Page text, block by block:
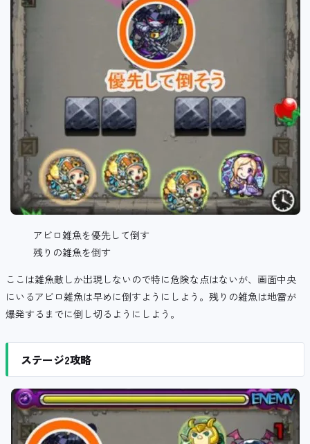
アビロ雑魚を優先して倒す
残りの雑魚を倒す
ここは雑魚敵しか出現しないので特に危険な点はないが、画面中央
にいるアビロ雑魚は早めに倒すようにしよう。残りの雑魚は地雷が
爆発するまでに倒し切るようにしよう。
ステージ2攻略